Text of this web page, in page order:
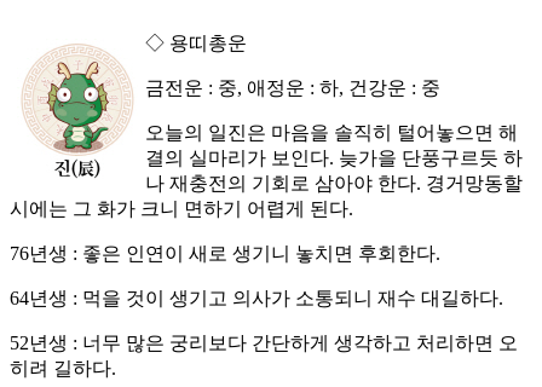
◇ 용띠총운
금전운 : 중, 애정운 : 하, 건강운 : 중
오늘의 일진은 마음을 솔직히 털어놓으면 해
결의 실마리가 보인다. 늦가을 단풍구르듯 하
나 재충전의 기회로 삼아야 한다. 경거망동할
시에는 그 화가 크니 면하기 어렵게 된다.
76년생 : 좋은 인연이 새로 생기니 놓치면 후회한다.
64년생 : 먹을 것이 생기고 의사가 소통되니 재수 대길하다.
52년생 : 너무 많은 궁리보다 간단하게 생각하고 처리하면 오
히려 길하다.